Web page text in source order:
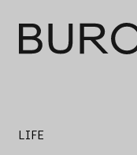
LIFE